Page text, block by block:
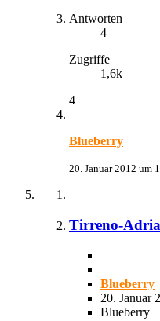
Antworten
4
Zugriffe
1,6k
4
Blueberry
20. Januar 2012 um
Tirreno-
Blueberry
20. Januar
Blueberry